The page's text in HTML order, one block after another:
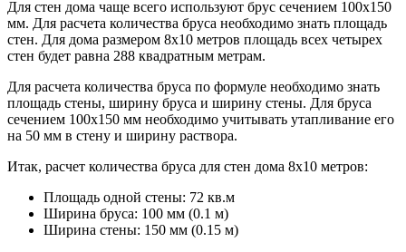
Для стен дома чаще всего используют брус сечением 100х150
мм. Для расчета количества бруса необходимо знать площадь
стен. Для дома размером 8х10 метров площадь всех четырех
стен будет равна 288 квадратным метрам.
Для расчета количества бруса по формуле необходимо знать
площадь стены, ширину бруса и ширину стены. Для бруса
сечением 100х150 мм необходимо учитывать утапливание его
на 50 мм в стену и ширину раствора.
Итак, расчет количества бруса для стен дома 8х10 метров:
Площадь одной стены: 72 кв.м
Ширина бруса: 100 мм (0.1 м)
Ширина стены: 150 мм (0.15 м)